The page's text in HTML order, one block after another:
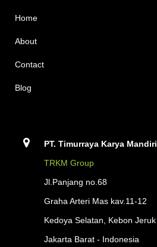
Home
About
Contact
Blog
PT. Timurraya Karya Mandiri
TRKM Group
Jl.Panjang no.68
Graha Arteri Mas kav.11-12
Kedoya Selatan, Kebon Jeruk
Jakarta Barat - Indonesia